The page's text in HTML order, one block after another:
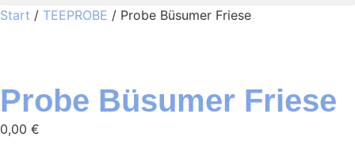
Start / TEEPROBE / Probe Büsumer Friese
Probe Büsumer Friese
0,00 €